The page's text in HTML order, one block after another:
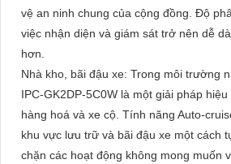
vệ an ninh chung của cộng đồng. Độ
việc nhận diện và giám sát trở nên dễ
hơn.
Nhà kho, bãi đậu xe: Trong môi trường
IPC-GK2DP-5C0W là một giải pháp
hàng hoá và xe cộ. Tính năng Auto-
khu vực lưu trữ và bãi đậu xe một cách
chặn các hoạt động không mong muốn